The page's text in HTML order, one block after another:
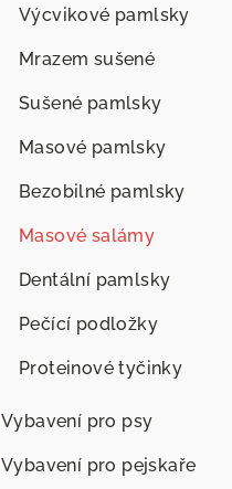
Výcvikové pamlsky
Mrazem sušené
Sušené pamlsky
Masové pamlsky
Bezobilné pamlsky
Masové salámy
Dentální pamlsky
Pečící podložky
Proteinové tyčinky
Vybavení pro psy
Vybavení pro pejskaře